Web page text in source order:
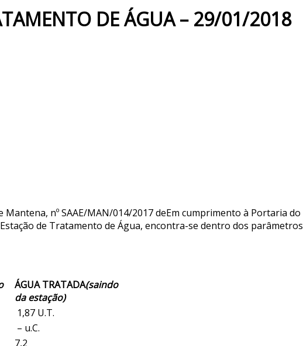
DE ÁGUA – 29/01/2018
nº SAAE/MAN/014/2017 deEm cumprimento à Portaria
de Tratamento de Água, encontra-se dentro dos
ÁGUA TRATADA(saindo
da estação)
1,87 U.T.
– u.C.
7,2